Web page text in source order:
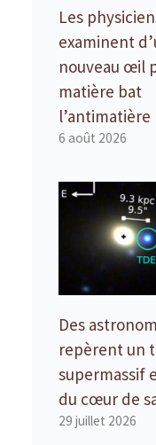
Les
examinent
nouveau œil
matière bat
l’antimatière
6 août 2026
Des
repèrent un
supermassif
du cœur de
29 juillet 2026